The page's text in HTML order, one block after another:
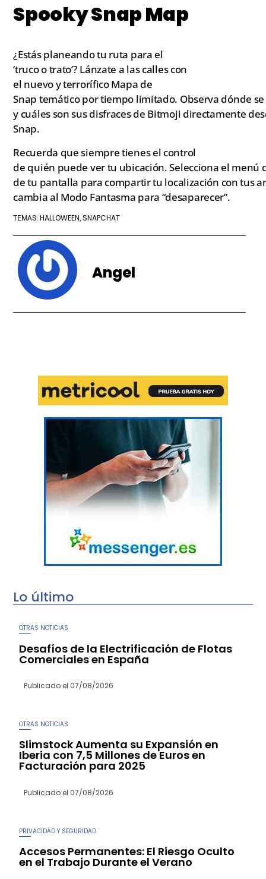
Spooky Snap Map
¿Estás planeando tu ruta para el
‘truco o trato’? Lánzate a las calles con
el nuevo y terrorífico Mapa de
Snap temático por tiempo limitado. Observa dónde
y cuáles son sus disfraces de Bitmoji directamente
Snap.
Recuerda que siempre tienes el control
de quién puede ver tu ubicación. Selecciona el menú
de tu pantalla para compartir tu localización con tus
cambia al Modo Fantasma para “desaparecer”.
TEMAS: HALLOWEEN,SNAPCHAT
Angel
Lo último
OTRAS NOTICIAS
Desafíos de la Electrificación de Flotas
Comerciales en España
Publicado el 07/08/2026
OTRAS NOTICIAS
Slimstock Aumenta su Expansión en
Iberia con 7,5 Millones de Euros en
Facturación para 2025
Publicado el 07/08/2026
PRIVACIDAD Y SEGURIDAD
Accesos Permanentes: El Riesgo Oculto
en el Trabajo Durante el Verano